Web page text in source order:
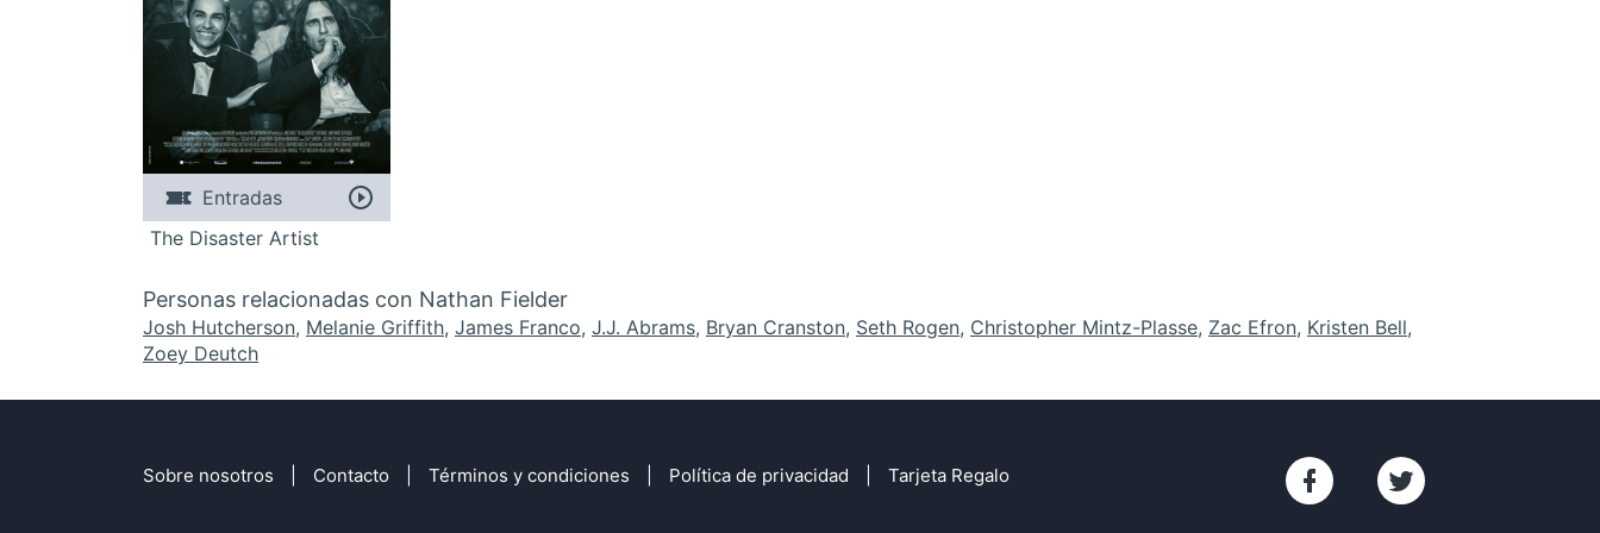
Entradas
The Disaster Artist
Personas relacionadas con Nathan Fielder
Josh Hutcherson, Melanie Griffith, James Franco, J.J. Abrams, Bryan Cranston, Seth Rogen, Christopher Mintz-Plasse, Zac Efron, Kristen Bell,
Zoey Deutch
Sobre nosotros Contacto Términos y condiciones Política de privacidad Tarjeta Regalo